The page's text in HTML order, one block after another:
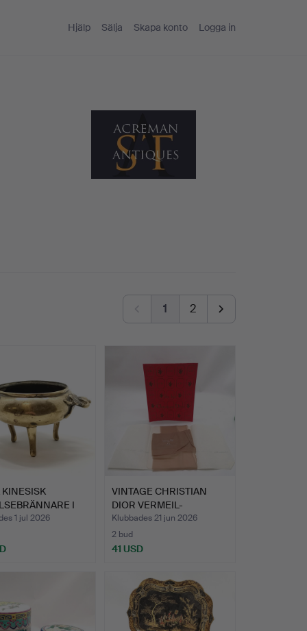
Hjälp Sälja Skapa konto Logga in
1 2
I
PÅ …
1 jul 2026
VINTAGE CHRISTIAN
DIOR VERMEIL-
STRUMPOR.
Klubbades 21 jun 2026
2 bud
41 USD